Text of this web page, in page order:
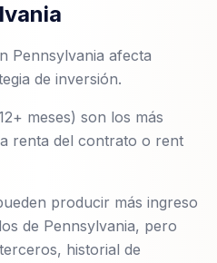
Pennsylvania afecta
de inversión.
meses) son los más
renta del contrato o rent
producir más ingreso
de Pennsylvania, pero
historial de